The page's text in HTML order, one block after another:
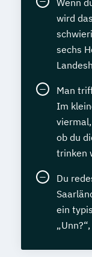
wird
sechs
Man
Im
ob du
trinken
Du
ein